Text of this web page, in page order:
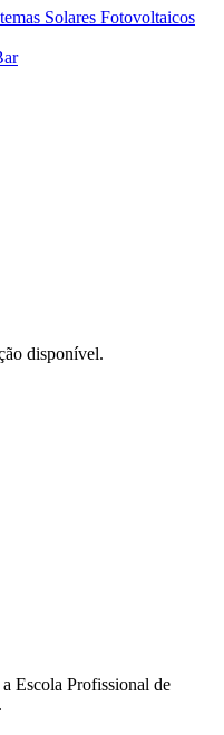
Solares Fotovoltaicos
disponível.
Escola Profissional de